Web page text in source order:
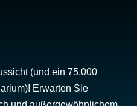
(und ein 75.000
Erwarten Sie